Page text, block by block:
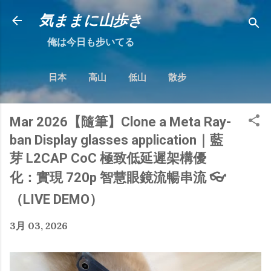
跳到主要內容
気ままに山歩き
俺は今日も步いてる
日本 高山 低山 散步
Mar 2026【隨筆】Clone a Meta Ray-
ban Display glasses application｜藍
芽 L2CAP CoC 極致低延遲架構優
化：實現 720p 智慧眼鏡流暢串流 👓
（LIVE DEMO）
3月 03, 2026